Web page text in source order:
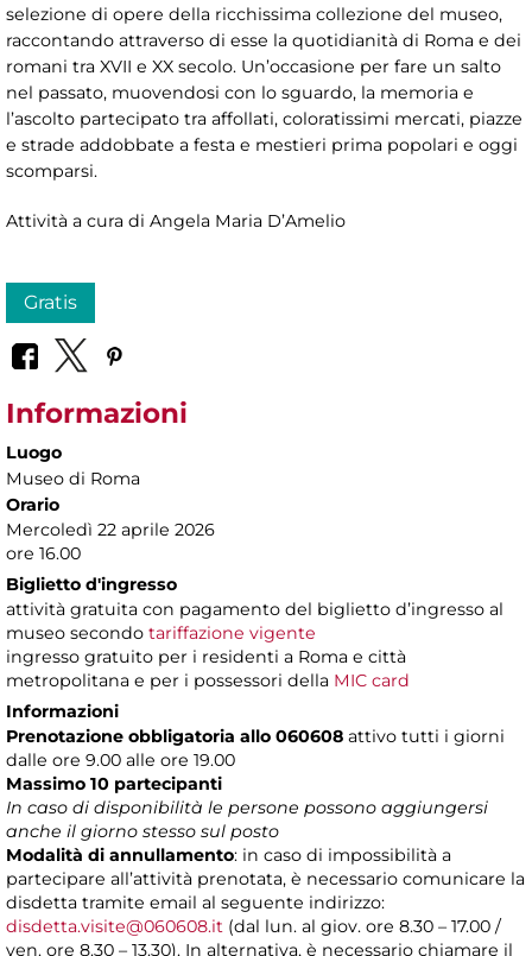
selezione di opere della ricchissima collezione del museo,
raccontando attraverso di esse la quotidianità di Roma e dei
romani tra XVII e XX secolo. Un’occasione per fare un salto
nel passato, muovendosi con lo sguardo, la memoria e
l’ascolto partecipato tra affollati, coloratissimi mercati, piazze
e strade addobbate a festa e mestieri prima popolari e oggi
scomparsi.
Attività a cura di Angela Maria D’Amelio
Gratis
Informazioni
Luogo
Museo di Roma
Orario
Mercoledì 22 aprile 2026
ore 16.00
Biglietto d'ingresso
attività gratuita con pagamento del biglietto d’ingresso al
museo secondo tariffazione vigente
ingresso gratuito per i residenti a Roma e città
metropolitana e per i possessori della MIC card
Informazioni
Prenotazione obbligatoria allo 060608 attivo tutti i giorni
dalle ore 9.00 alle ore 19.00
Massimo 10 partecipanti
In caso di disponibilità le persone possono aggiungersi
anche il giorno stesso sul posto
Modalità di annullamento: in caso di impossibilità a
partecipare all’attività prenotata, è necessario comunicare la
disdetta tramite email al seguente indirizzo:
disdetta.visite@060608.it (dal lun. al giov. ore 8.30 – 17.00 /
ven. ore 8.30 – 13.30). In alternativa, è necessario chiamare il